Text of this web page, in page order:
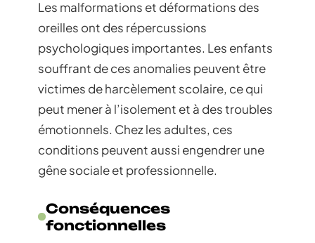
Les malformations et déformations des
oreilles ont des répercussions
psychologiques importantes. Les enfants
souffrant de ces anomalies peuvent être
victimes de harcèlement scolaire, ce qui
peut mener à l’isolement et à des troubles
émotionnels. Chez les adultes, ces
conditions peuvent aussi engendrer une
gêne sociale et professionnelle.
Conséquences
fonctionnelles